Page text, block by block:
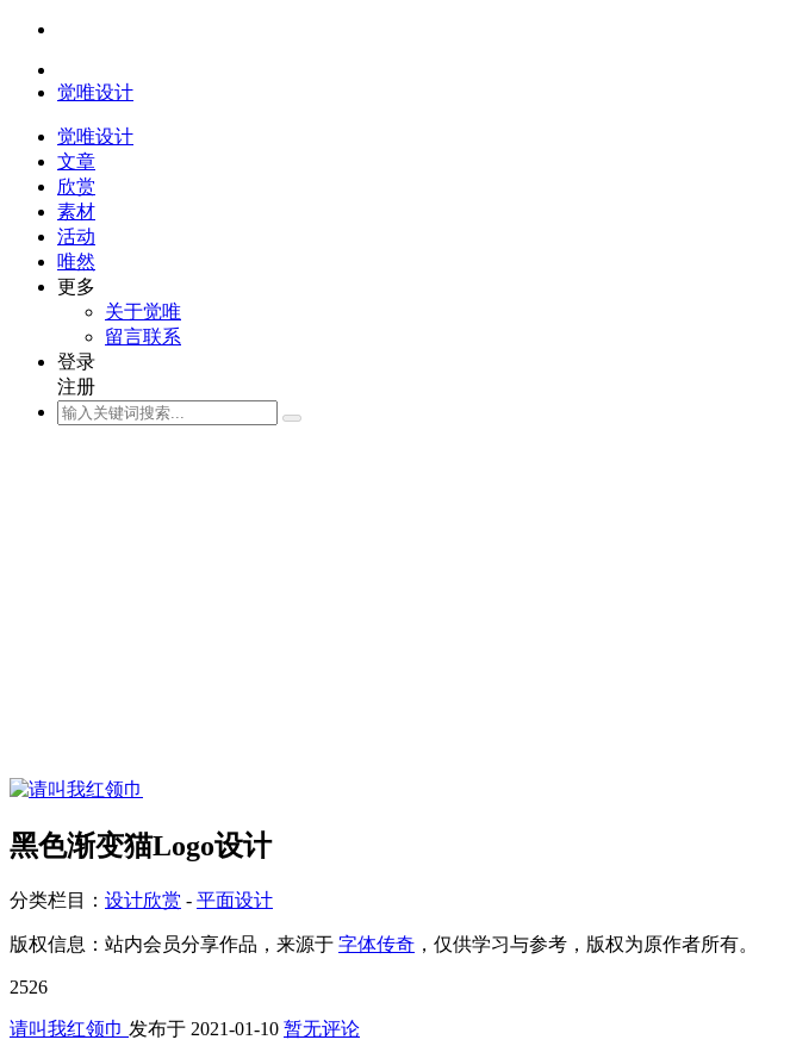
觉唯设计
觉唯设计
文章
欣赏
素材
活动
唯然
更多
关于觉唯
留言联系
登录
注册
黑色渐变猫Logo设计
分类栏目： 设计欣赏 - 平面设计
版权信息： 站内会员分享作品，来源于 字体传奇 ，仅供学习与参考，版权为原作者所有。
2526
请叫我红领巾 发布于 2021-01-10 暂无评论